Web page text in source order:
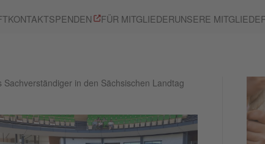
KONTAKTSPENDEN FÜR MITGLIEDERUNSERE
in den Sächsischen Landtag